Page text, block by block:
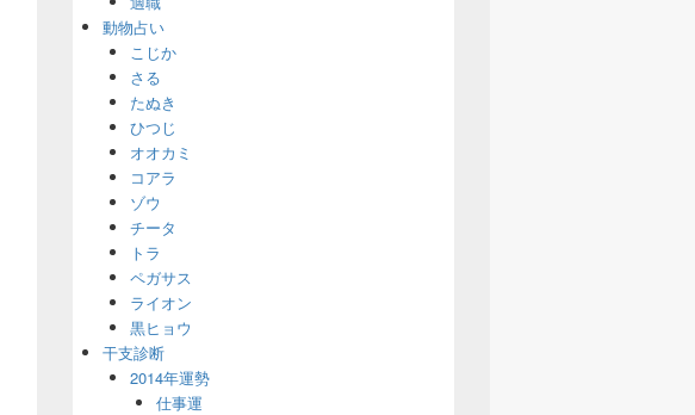
動物占い
こじか
さる
たぬき
ひつじ
オオカミ
コアラ
ゾウ
チータ
トラ
ペガサス
ライオン
黒ヒョウ
干支診断
2014年運勢
仕事運